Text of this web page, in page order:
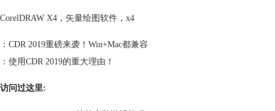
CorelDRAW X4 ， 矢量绘图软件 ， x4
CDR 2019重磅来袭！Win+Mac都兼容
使用CDR 2019的重大理由！
问过这里: